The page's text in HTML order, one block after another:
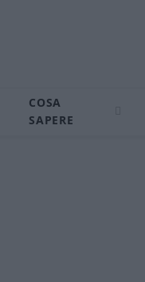
COSA
SAPERE